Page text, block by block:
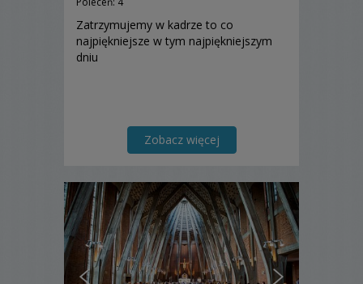
Zatrzymujemy w kadrze to co
najpiękniejsze w tym najpiękniejszym
dniu
Zobacz więcej